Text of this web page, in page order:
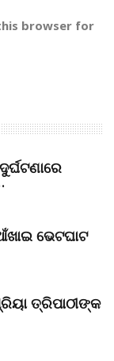
browser for
ଭେଟଘାଟ
ତ୍ରିପାଠୀଙ୍କ